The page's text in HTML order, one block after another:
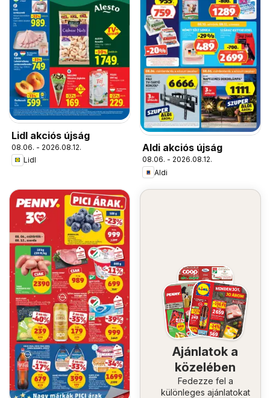
Lidl akciós újság
08.06. - 2026.08.12.
Lidl
Aldi akciós újság
08.06. - 2026.08.12.
Aldi
Ajánlatok a
közelében
Fedezze fel a
különleges ajánlatokat